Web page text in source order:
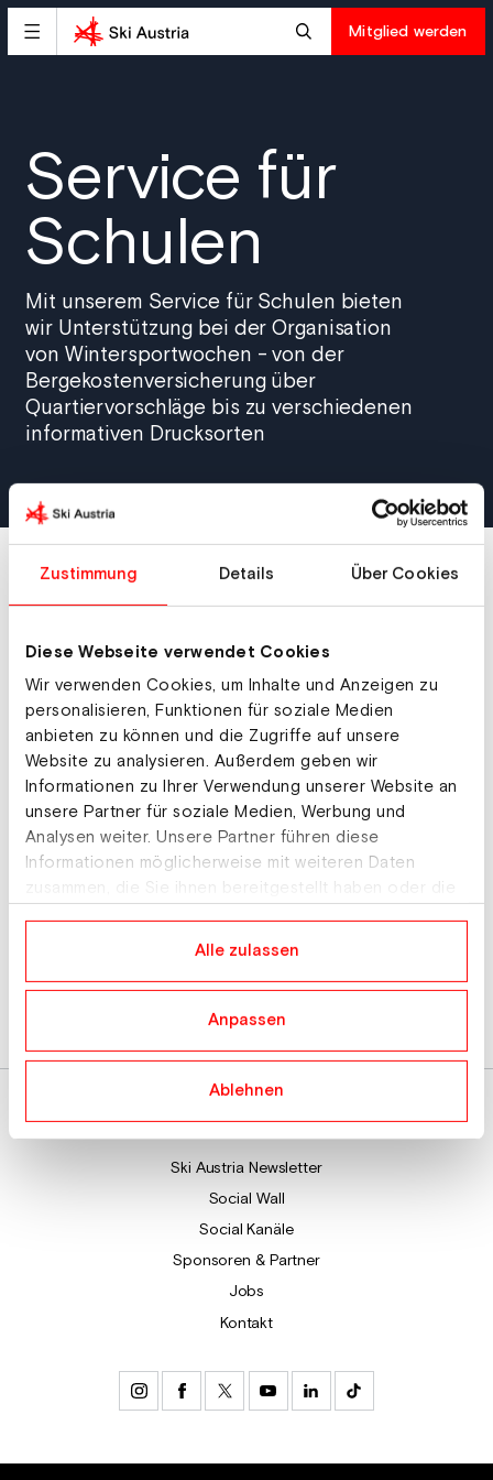
Zustimmung Details Über Cookies
Diese Webseite verwendet Cookies
Wir verwenden Cookies, um Inhalte und Anzeigen zu
personalisieren, Funktionen für soziale Medien
anbieten zu können und die Zugriffe auf unsere
Website zu analysieren. Außerdem geben wir
Informationen zu Ihrer Verwendung unserer Website an
unsere Partner für soziale Medien, Werbung und
Analysen weiter. Unsere Partner führen diese
Informationen möglicherweise mit weiteren Daten
zusammen, die Sie ihnen bereitgestellt haben oder die
Alle zulassen
Anpassen
Ablehnen
Mitglied werden
Service für
Schulen
Mit unserem Service für Schulen bieten
wir Unterstützung bei der Organisation
von Wintersportwochen - von der
Bergekostenversicherung über
Quartiervorschläge bis zu verschiedenen
informativen Drucksorten
Die Serviceangebote im Überblick:
Der Ski Austria Schüler:innenschutz
Datenbank Unterkünfte für
Wintersportwochen
Kostenlose Broschüre "Carving für
Schulen"
Bestellungen und eventuelle Fragen bitte an
mitglieder@skiaustria.at
Tel. 0512 33501-0
Ski Austria Newsletter
Social Wall
Social Kanäle
Sponsoren & Partner
Jobs
Kontakt